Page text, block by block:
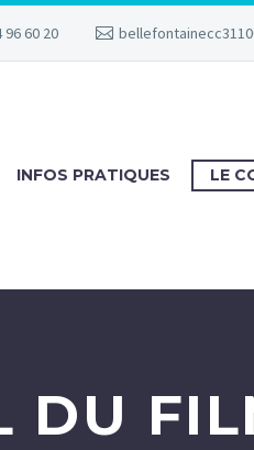
96 60 20
INFOS PRATIQUES LE
DU